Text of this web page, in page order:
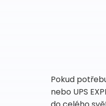
Pokud
nebo UPS